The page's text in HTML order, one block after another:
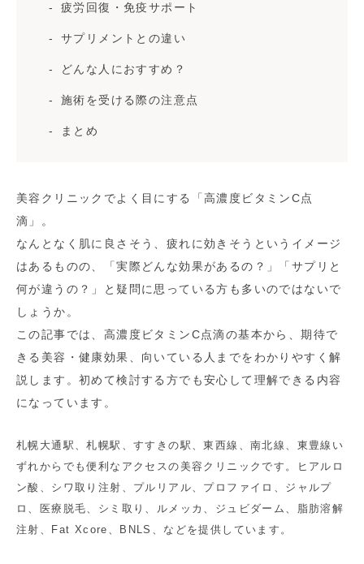
疲労回復・免疫サポート
サプリメントとの違い
どんな人におすすめ？
施術を受ける際の注意点
まとめ
美容クリニックでよく目にする「高濃度ビタミンC点
滴」。
なんとなく肌に良さそう、疲れに効きそうというイメージ
はあるものの、「実際どんな効果があるの？」「サプリと
何が違うの？」と疑問に思っている方も多いのではないで
しょうか。
この記事では、高濃度ビタミンC点滴の基本から、期待で
きる美容・健康効果、向いている人までをわかりやすく解
説します。初めて検討する方でも安心して理解できる内容
になっています。
札幌大通駅、札幌駅、すすきの駅、東西線、南北線、東豊線い
ずれからでも便利なアクセスの美容クリニックです。ヒアルロ
ン酸、シワ取り注射、プルリアル、プロファイロ、ジャルプ
ロ、医療脱毛、シミ取り、ルメッカ、ジュビダーム、脂肪溶解
注射、Fat Xcore、BNLS、などを提供しています。